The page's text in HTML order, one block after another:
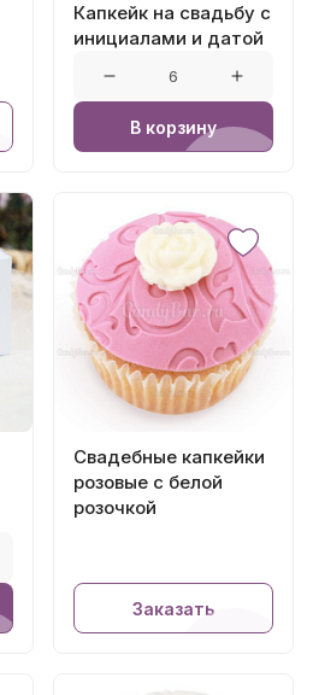
Капкейк на свадьбу с
инициалами и датой
В корзину
Свадебные капкейки
розовые с белой
розочкой
Заказать